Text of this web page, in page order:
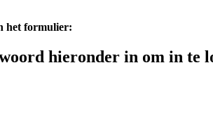
het formulier:
hieronder in om in te